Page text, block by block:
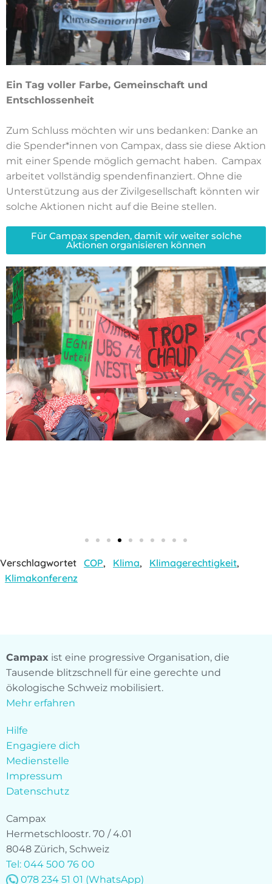
Ein Tag voller Farbe, Gemeinschaft und
Entschlossenheit
Zum Schluss möchten wir uns bedanken: Danke an
die Spender*innen von Campax, dass sie diese Aktion
mit einer Spende möglich gemacht haben. Campax
arbeitet vollständig spendenfinanziert. Ohne die
Unterstützung aus der Zivilgesellschaft könnten wir
solche Aktionen nicht auf die Beine stellen.
Für Campax spenden, damit wir weiter solche
Aktionen organisieren können
Verschlagwortet COP, Klima, Klimagerechtigkeit,
Klimakonferenz
Campax ist eine progressive Organisation, die
Tausende blitzschnell für eine gerechte und
ökologische Schweiz mobilisiert.
Mehr erfahren
Hilfe
Engagiere dich
Medienstelle
Impressum
Datenschutz
Campax
Hermetschloostr. 70 / 4.01
8048 Zürich, Schweiz
Tel: 044 500 76 00
078 234 51 01 (WhatsApp)